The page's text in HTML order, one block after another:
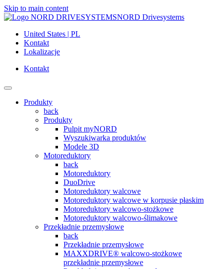
Skip to main content
NORD Drivesystems
United States | PL
Kontakt
Lokalizacje
Kontakt
Produkty
back
Produkty
Pulpit myNORD
Wyszukiwarka produktów
Modele 3D
Motoreduktory
back
Motoreduktory
DuoDrive
Motoreduktory walcowe
Motoreduktory walcowe w korpusie płaskim
Motoreduktory walcowo-stożkowe
Motoreduktory walcowo-ślimakowe
Przekładnie przemysłowe
back
Przekładnie przemysłowe
MAXXDRIVE® walcowo-stożkowe
przekładnie przemysłowe